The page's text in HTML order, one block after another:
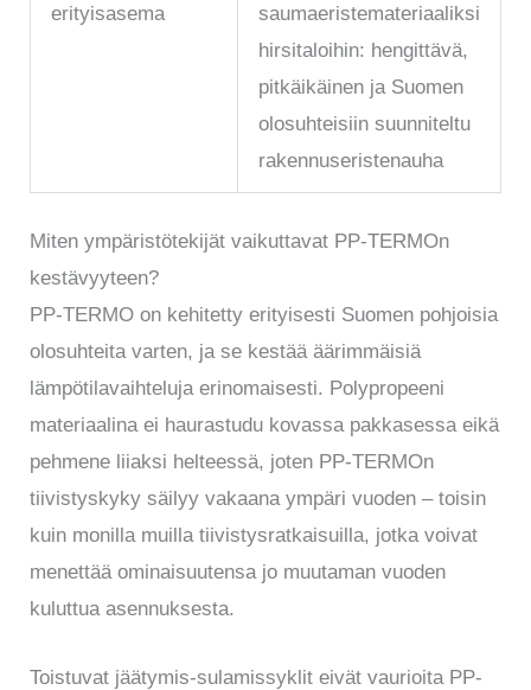
erityisasema
saumaeristemateriaaliksi
hirsitaloihin: hengittävä,
pitkäikäinen ja Suomen
olosuhteisiin suunniteltu
rakennuseristenauha
Miten ympäristötekijät vaikuttavat PP-TERMOn
kestävyyteen?
PP-TERMO on kehitetty erityisesti Suomen pohjoisia
olosuhteita varten, ja se kestää äärimmäisiä
lämpötilavaihteluja erinomaisesti. Polypropeeni
materiaalina ei haurastudu kovassa pakkasessa eikä
pehmene liiaksi helteessä, joten PP-TERMOn
tiivistyskyky säilyy vakaana ympäri vuoden – toisin
kuin monilla muilla tiivistysratkaisuilla, jotka voivat
menettää ominaisuutensa jo muutaman vuoden
kuluttua asennuksesta.
Toistuvat jäätymis-sulamissyklit eivät vaurioita PP-